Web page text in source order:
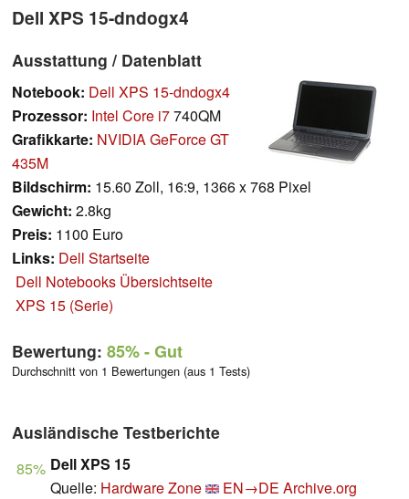
Dell XPS 15-dndogx4
Ausstattung / Datenblatt
Notebook: Dell XPS 15-dndogx4
Prozessor: Intel Core i7740QM
Grafikkarte: NVIDIA GeForce GT
435M
Bildschirm: 15.60 Zoll, 16:9, 1366 x 768 Pixel
Gewicht: 2.8kg
Preis: 1100 Euro
Links: Dell Startseite
Dell Notebooks Übersichtseite
XPS 15 (Serie)
Bewertung: 85%- Gut
Durchschnitt von 1 Bewertungen (aus 1 Tests)
Ausländische Testberichte
85% Dell XPS 15
Quelle: Hardware Zone EN→DE Archive.org